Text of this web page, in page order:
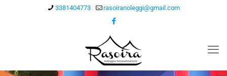
3381404773 rasoiranoleggi@gmail.com